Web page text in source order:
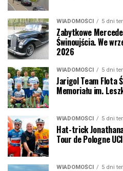
WIADOMOŚCI 5 dni
Zabytkowe
Świnoujścia. We
2026
WIADOMOŚCI 5 dni
Jarigol Team Flota
Memoriału im.
WIADOMOŚCI 5 dni
Hat-trick
Tour de Pologne
WIADOMOŚCI 5 dni